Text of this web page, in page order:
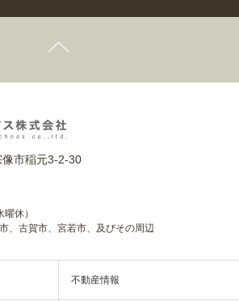
市稲元3-2-30
休）
、古賀市、宮若市、及びその周辺
不動産情報